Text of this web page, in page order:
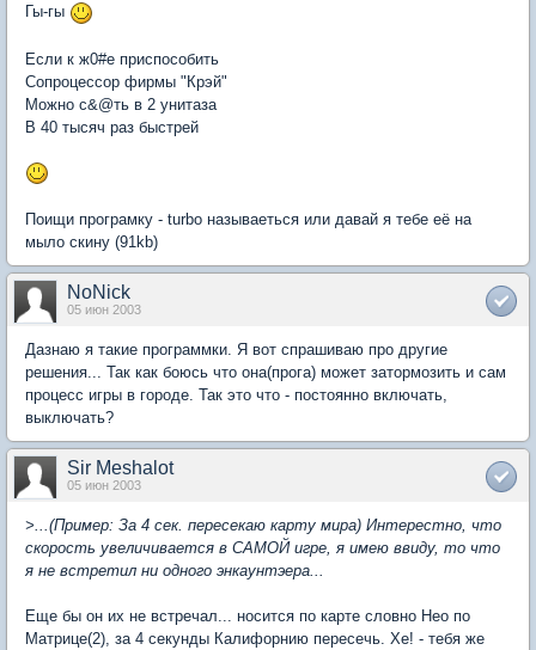
Гы-гы
Если к ж0#е приспособить
Сопроцессор фирмы "Крэй"
Можно с&@ть в 2 унитаза
В 40 тысяч раз быстрей
Поищи програмку - turbo называеться или давай я тебе её на
мыло скину (91kb)
NoNick
05 июн 2003
Дазнаю я такие программки. Я вот спрашиваю про другие
решения... Так как боюсь что она(прога) может затормозить и сам
процесс игры в городе. Так это что - постоянно включать,
выключать?
Sir Meshalot
05 июн 2003
>...(Пример: За 4 сек. пересекаю карту мира) Интерестно, что
скорость увеличивается в САМОЙ игре, я имею ввиду, то что
я не встретил ни одного энкаунтэера...
Еще бы он их не встречал... носится по карте словно Нео по
Матрице(2), за 4 секунды Калифорнию пересечь. Хе! - тебя же